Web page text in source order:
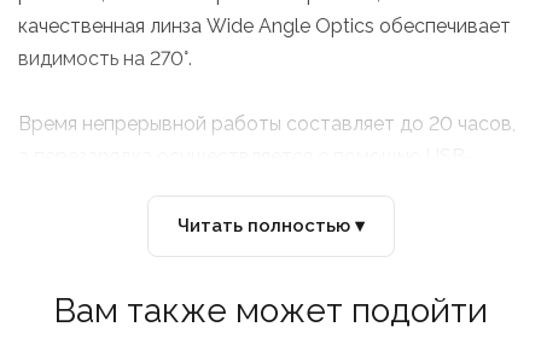
качественная линза Wide Angle Optics обеспечивает
видимость на 270°.
Время непрерывной работы составляет до 20 часов,
Вес 22 грамма
Читать полностью ▾
Вам также может подойти